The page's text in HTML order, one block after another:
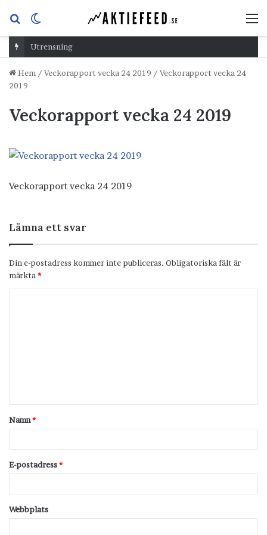
Sök
efterskin
Utrensning
Hem / Veckorapport vecka 24 2019 / Veckorapport vecka 24
2019
Veckorapport vecka 24 2019
Veckorapport vecka 24 2019
Lämna ett svar
Din e-postadress kommer inte publiceras. Obligatoriska fält är
märkta *
t
a
Namn*
E-postadress*
Webbplats